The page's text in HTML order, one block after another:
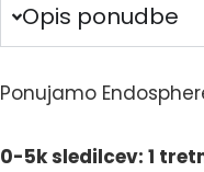
Opis ponudbe
Ponujamo
0-5k sledilcev: 1